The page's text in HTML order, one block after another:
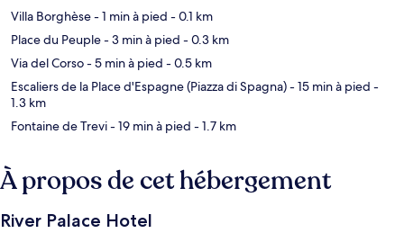
Villa Borghèse- 1 min à pied - 0.1 km
Place du Peuple- 3 min à pied - 0.3 km
Via del Corso- 5 min à pied - 0.5 km
Escaliers de la Place d'Espagne (Piazza di Spagna)- 15 min à pied -
1.3 km
Fontaine de Trevi- 19 min à pied - 1.7 km
À propos de cet hébergement
River Palace Hotel